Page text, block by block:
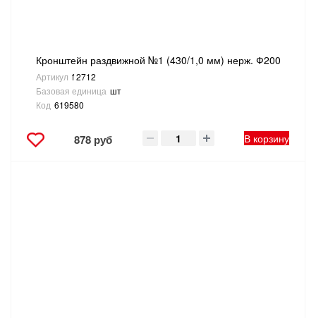
Кронштейн раздвижной №1 (430/1,0 мм) нерж. Ф200
Артикул f 2712
Базовая единица шт
Код 619580
878 руб В корзину